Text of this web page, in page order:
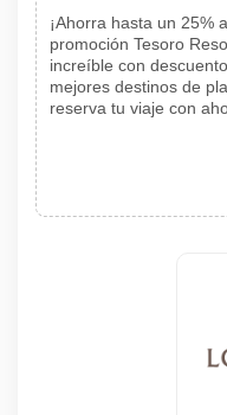
¡Ahorra hasta un 25%
promoción Tesoro
increíble con
mejores destinos de
reserva tu viaje con